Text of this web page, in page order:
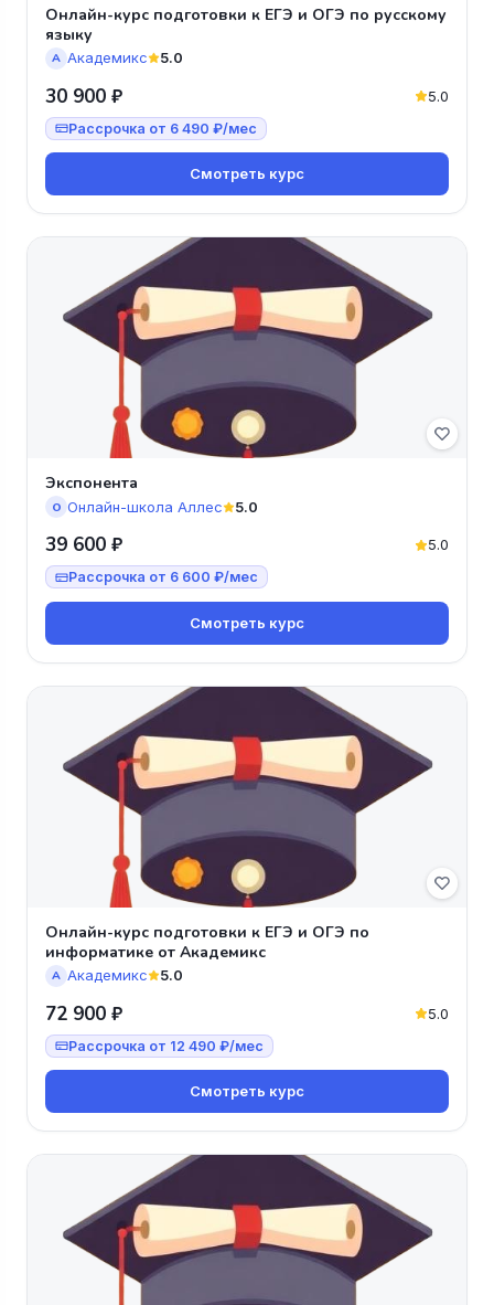
Онлайн-курс подготовки к ЕГЭ и ОГЭ по русскому
языку
А Академикс 5.0
30 900 ₽ 5.0
Рассрочка от 6 490 ₽/мес
Смотреть курс
Экспонента
О Онлайн-школа Аллес 5.0
39 600 ₽ 5.0
Рассрочка от 6 600 ₽/мес
Смотреть курс
Онлайн-курс подготовки к ЕГЭ и ОГЭ по
информатике от Академикс
А Академикс 5.0
72 900 ₽ 5.0
Рассрочка от 12 490 ₽/мес
Смотреть курс